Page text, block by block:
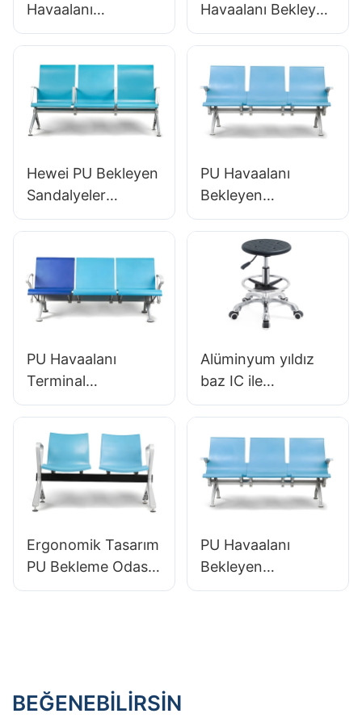
Havaalanı
Sandalyeleri
Alüminyum
Terminaller İçin
Bekleme Koltukları
LC119 Hewei
Havaalanı Bekleyen
Sandalyeler OEM
Havaalanları İçin
Çözümler LC125
Üretici Hewei
Hewei PU Bekleyen
Sandalyeler
Alüminyum
Havaalanları için
İdeal & Yüksek
Traffik Alanlar
PU Havaalanı
Bekleyen
Sandalyeler LC068
Havaalanları ve
Demiryolu
İstasyonları İçin
Konforlu
Ergonomik Oturma
PU Havaalanı
Terminal
Sandalyeleri
Alüminyum
Bekleme Koltukları
LC090 Hewei
tarafından
Alüminyum yıldız
baz IC ile
Ergonomik
Yuvarlak Poliüretan
Laboratuar
Dışkısı002
Ergonomik Tasarım
PU Bekleme Odası
Sandalyeleri
PU Havaalanı
Bekleyen
Sandalyeler LC068
BEĞENEBILIRSIN